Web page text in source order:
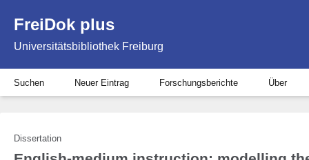
FreiDok plus
Universitätsbibliothek Freiburg
Suchen Neuer Eintrag Forschungsberichte Über
Dissertation